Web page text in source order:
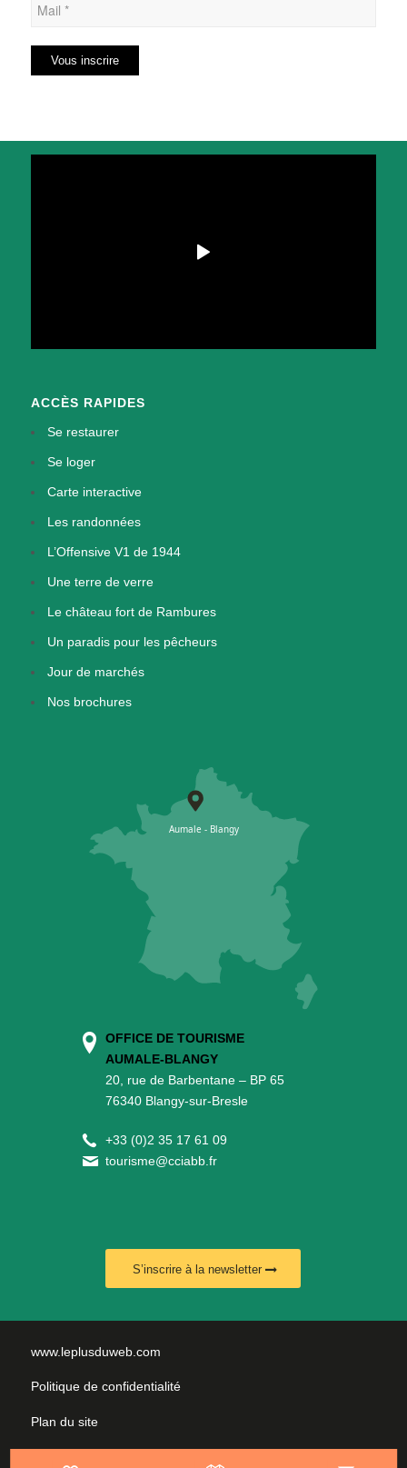
ACCÈS RAPIDES
Se restaurer
Se loger
Carte interactive
Les randonnées
L’Offensive V1 de 1944
Une terre de verre
Le château fort de Rambures
Un paradis pour les pêcheurs
Jour de marchés
Nos brochures
OFFICE DE TOURISME
AUMALE-BLANGY
20, rue de Barbentane – BP 65
76340 Blangy-sur-Bresle
+33 (0)2 35 17 61 09
tourisme@cciabb.fr
S’inscrire à la newsletter
www.leplusduweb.com
Politique de confidentialité
Plan du site